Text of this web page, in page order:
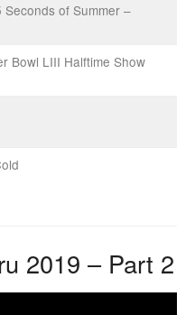
of Summer –
Bowl LIII Halftime Show
2019 – Part 2